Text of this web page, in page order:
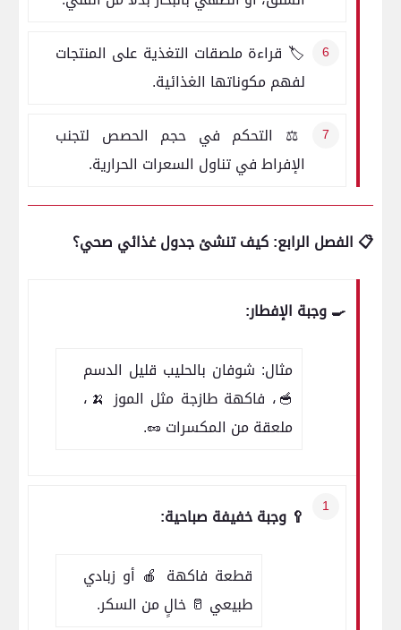
🏷️ قراءة ملصقات التغذية على المنتجات
لفهم مكوناتها الغذائية.
⚖️ التحكم في حجم الحصص لتجنب
الإفراط في تناول السعرات الحرارية.
📋 الفصل الرابع: كيف تنشئ جدول غذائي صحي؟
🍳 وجبة الإفطار:
مثال: شوفان بالحليب قليل الدسم
🥣، فاكهة طازجة مثل الموز 🍌،
ملعقة من المكسرات 🥜.
🥄 وجبة خفيفة صباحية:
قطعة فاكهة 🍎 أو زبادي
طبيعي 🥛 خالٍ من السكر.